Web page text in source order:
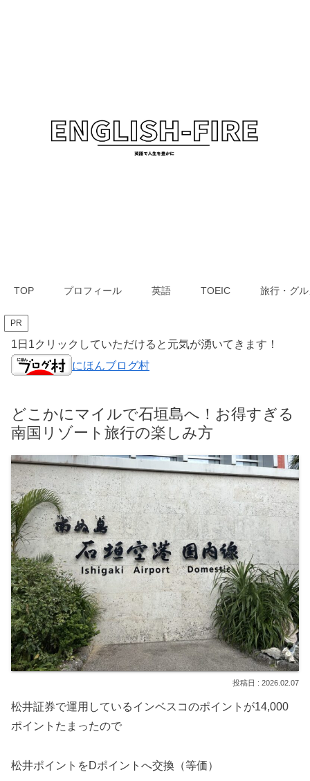
TOP プロフィール 英語 TOEIC 旅行・グ
PR
1日1クリックしていただけると元気が湧いてきます！
にほんブログ村
どこかにマイルで石垣島へ！お得すぎる
南国リゾート旅行の楽しみ方
2026.02.07
松井証券で運用しているインベスコのポイントが14,000
ポイントたまったので
松井ポイントをDポイントへ交換（等価）